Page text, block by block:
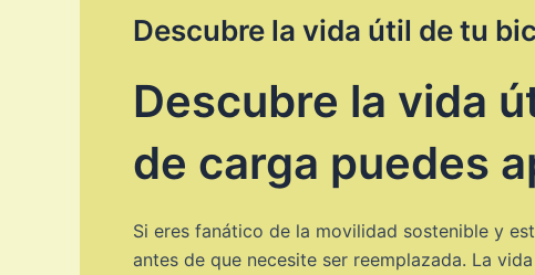
Descubre la vida útil de tu
Descubre la vida
de carga puedes
Si eres fanático de la movilidad sostenible y
antes de que necesite ser reemplazada. La